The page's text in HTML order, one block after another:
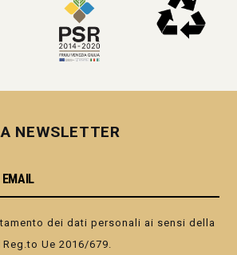
NEWSLETTER
dei dati personali ai sensi della
Ue 2016/679.